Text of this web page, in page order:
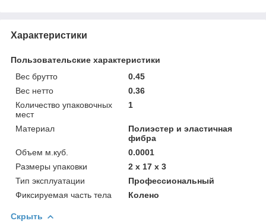
Характеристики
Пользовательские характеристики
Вес брутто
0.45
Вес нетто
0.36
Количество упаковочных
мест
1
Материал
Полиэстер и эластичная
фибра
Объем м.куб.
0.0001
Размеры упаковки
2 х 17 х 3
Тип эксплуатации
Профессиональный
Фиксируемая часть тела
Колено
Скрыть